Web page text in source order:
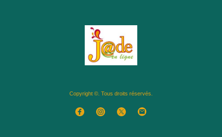
Copyright ©. Tous droits réservés.